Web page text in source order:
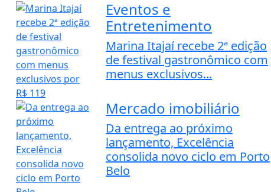
Eventos e
Entretenimento
Marina Itajaí recebe 2ª edição
de festival gastronômico com
menus exclusivos...
Mercado imobiliário
Da entrega ao próximo
lançamento, Excelência
consolida novo ciclo em Porto
Belo